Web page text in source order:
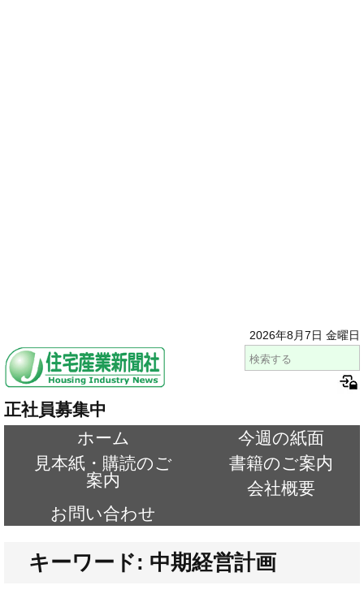
2026年8月7日 金曜日
正社員募集中
ホーム
今週の紙面
見本紙・購読のご
案内
書籍のご案内
会社概要
お問い合わせ
キーワード: 中期経営計画